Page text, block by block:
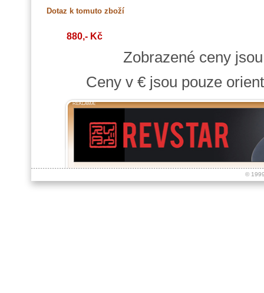
880,- Kč
Zobrazené ceny
Ceny v € jsou pouze
REKLAMA:
©